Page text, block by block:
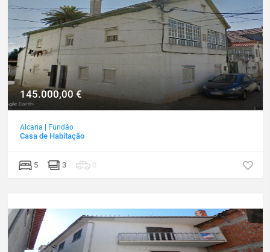
145.000,00€
Alcaria | Fundão
Casa de Habitação
5 3 0